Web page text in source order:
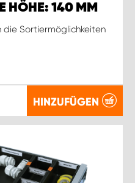
HÖHE: 140 MM
die Sortiermöglichkeiten
HINZUFÜGEN